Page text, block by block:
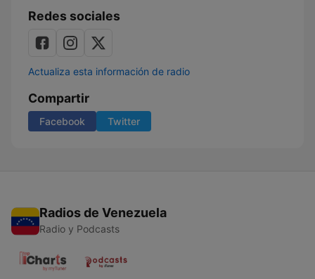
Redes sociales
Actualiza esta información de radio
Compartir
Facebook Twitter
Radios de Venezuela
Radio y Podcasts